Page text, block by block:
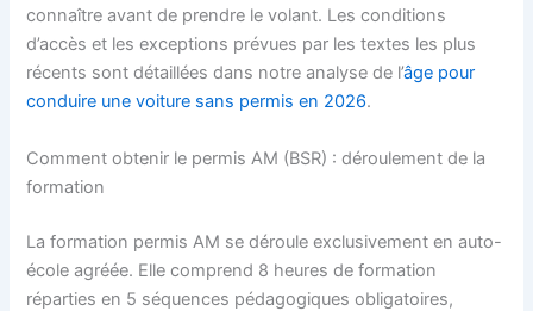
connaître avant de prendre le volant. Les conditions
d’accès et les exceptions prévues par les textes les plus
récents sont détaillées dans notre analyse de l’âge pour
conduire une voiture sans permis en 2026.
Comment obtenir le permis AM (BSR) : déroulement de la
formation
La formation permis AM se déroule exclusivement en auto-
école agréée. Elle comprend 8 heures de formation
réparties en 5 séquences pédagogiques obligatoires,